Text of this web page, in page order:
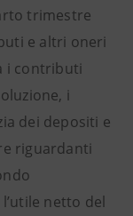
trimestre
e altri oneri
i contributi
i
dei depositi e
riguardanti
netto del